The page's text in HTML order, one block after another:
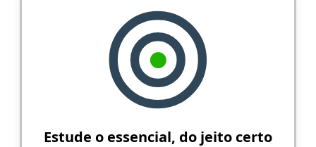
Estude o essencial, do jeito certo